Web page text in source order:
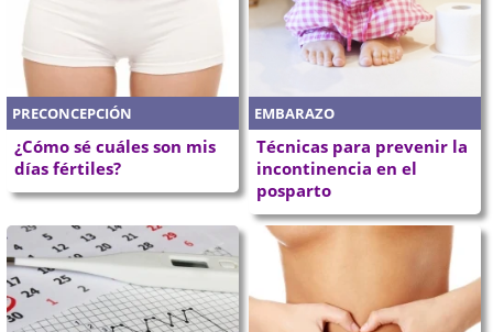
PRECONCEPCIÓN
¿Cómo sé cuáles son mis
días fértiles?
EMBARAZO
Técnicas para prevenir la
incontinencia en el
posparto